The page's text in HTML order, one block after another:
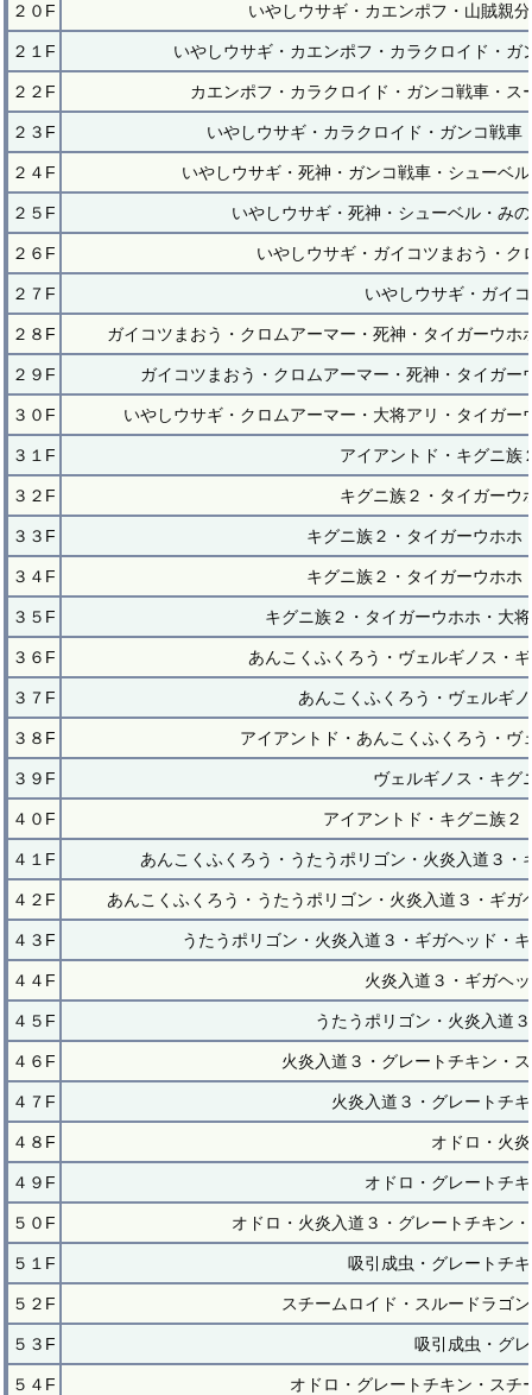
２０F いやしウサギ・カエンポフ・山賊親
２１F いやしウサギ・カエンポフ・カラクロイド・
２２F カエンポフ・カラクロイド・ガンコ戦車・
２３F いやしウサギ・カラクロイド・ガンコ戦
２４F いやしウサギ・死神・ガンコ戦車・シューベ
２５F いやしウサギ・死神・シューベル・み
２６F いやしウサギ・ガイコツまおう・
２７F いやしウサギ・ガイ
２８F ガイコツまおう・クロムアーマー・死神・タイガーウ
２９F ガイコツまおう・クロムアーマー・死神・タイガ
３０F いやしウサギ・クロムアーマー・大将アリ・タイガ
３１F アイアントド・キグニ族
３２F キグニ族２・タイガーウ
３３F キグニ族２・タイガーウホホ
３４F キグニ族２・タイガーウホホ
３５F キグニ族２・タイガーウホホ・大
３６F あんこくふくろう・ヴェルギノス・
３７F あんこくふくろう・ヴェルギ
３８F アイアントド・あんこくふくろう・
３９F ヴェルギノス・キグ
４０F アイアントド・キグニ族２
４１F あんこくふくろう・うたうポリゴン・火炎入道３
４２F あんこくふくろう・うたうポリゴン・火炎入道３・ギ
４３F うたうポリゴン・火炎入道３・ギガヘッド・
４４F 火炎入道３・ギガヘ
４５F うたうポリゴン・火炎入道
４６F 火炎入道３・グレートチキン・
４７F 火炎入道３・グレートチ
４８F オドロ・火
４９F オドロ・グレートチ
５０F オドロ・火炎入道３・グレートチキン
５１F 吸引成虫・グレートチ
５２F スチームロイド・スルードラゴ
５３F 吸引成虫・グ
５４F オドロ・グレートチキン・スチ